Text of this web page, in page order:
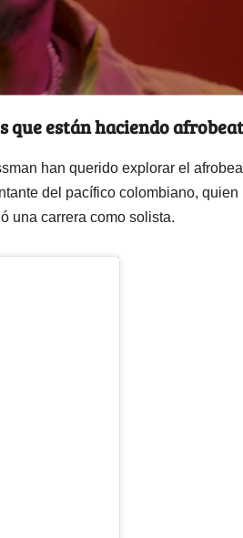
que están haciendo
han querido explorar el
del pacífico colombiano, quien
una carrera como solista.